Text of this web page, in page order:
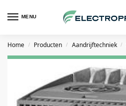
MENU
Home / Producten / Aandrijftechniek /